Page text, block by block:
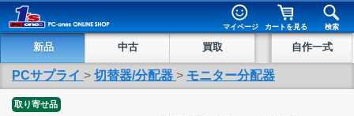
マイページ カートを見る 検索
新品 中古 買取 自作一式
PCサプライ > 切替器/分配器 > モニター分配器
取り寄せ品